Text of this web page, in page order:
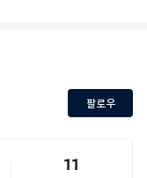
팔로우
11